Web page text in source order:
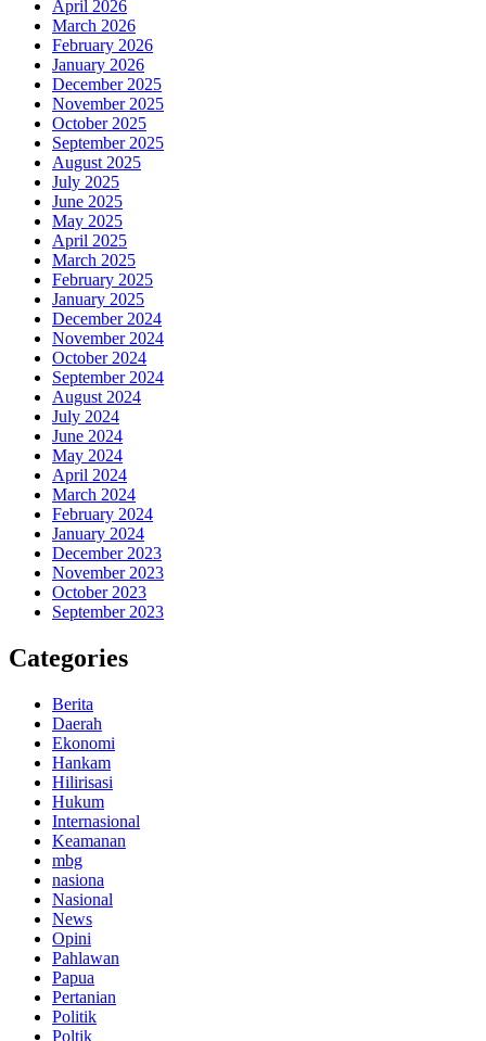
April 2026
March 2026
February 2026
January 2026
December 2025
November 2025
October 2025
September 2025
August 2025
July 2025
June 2025
May 2025
April 2025
March 2025
February 2025
January 2025
December 2024
November 2024
October 2024
September 2024
August 2024
July 2024
June 2024
May 2024
April 2024
March 2024
February 2024
January 2024
December 2023
November 2023
October 2023
September 2023
Categories
Berita
Daerah
Ekonomi
Hankam
Hilirisasi
Hukum
Internasional
Keamanan
mbg
nasiona
Nasional
News
Opini
Pahlawan
Papua
Pertanian
Politik
Poltik